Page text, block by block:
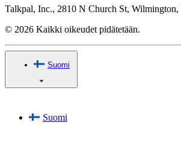
Talkpal, Inc., 2810 N Church St,
© 2026 Kaikki oikeudet pidätetään.
Suomi
Suomi